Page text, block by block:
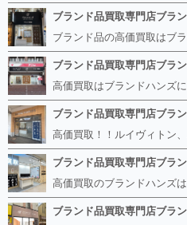
ブランド品買取専門店ブラ
ブランド品買取専門店ブラ
ブランド品買取専門店ブラ
ブランド品買取専門店ブラ
ブランド品買取専門店ブラ